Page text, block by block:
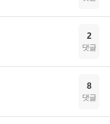
2
댓글
8
댓글